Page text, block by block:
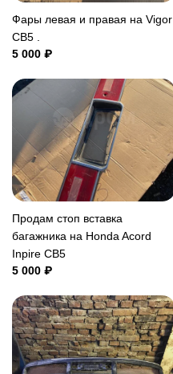
Фары левая и правая на Vigor
CB5 .
5 000 ₽
Продам стоп вставка
багажника на Honda Acord
Inpire CB5
5 000 ₽